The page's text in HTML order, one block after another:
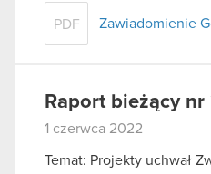
PDF Zawiadomienie
Raport bieżący
1 czerwca 2022
Temat: Projekty uchwał